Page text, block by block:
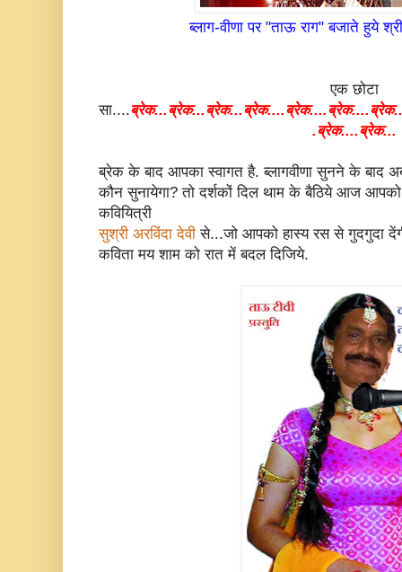
ब्लाग-वीणा पर "ताऊ राग" बजाते हुये
एक छोटा
सा....ब्रेक...ब्रेक...ब्रेक...ब्रेक....ब्रेक....ब्रेक...
.ब्रेक....ब्रेक...
ब्रेक के बाद आपका स्वागत है. ब्लागवीणा सुनने के बाद
कौन सुनायेगा? तो दर्शकों दिल थाम के बैठिये आज
कवियित्री
सुश्री अरविंदा देवी से...जो आपको हास्य रस से गुदगुदा
कविता मय शाम को रात में बदल दिजिये.